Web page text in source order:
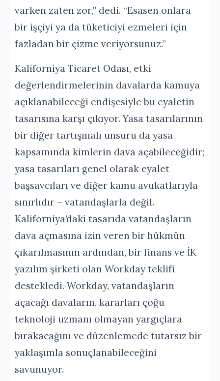
varken zaten zor,” dedi. “Esasen onlara
bir işçiyi ya da tüketiciyi ezmeleri için
fazladan bir çizme veriyorsunuz.”
Kaliforniya Ticaret Odası, etki
değerlendirmelerinin davalarda kamuya
açıklanabileceği endişesiyle bu eyaletin
tasarısına karşı çıkıyor. Yasa tasarılarının
bir diğer tartışmalı unsuru da yasa
kapsamında kimlerin dava açabileceğidir;
yasa tasarıları genel olarak eyalet
başsavcıları ve diğer kamu avukatlarıyla
sınırlıdır – vatandaşlarla değil.
Kaliforniya’daki tasarıda vatandaşların
dava açmasına izin veren bir hükmün
çıkarılmasının ardından, bir finans ve İK
yazılım şirketi olan Workday teklifi
destekledi. Workday, vatandaşların
açacağı davaların, kararları çoğu
teknoloji uzmanı olmayan yargıçlara
bırakacağını ve düzenlemede tutarsız bir
yaklaşımla sonuçlanabileceğini
savunuyor.